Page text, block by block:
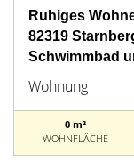
Ruhiges
82319
Schwimmbad
Wohnung
0 m²
WOHNFLÄCHE